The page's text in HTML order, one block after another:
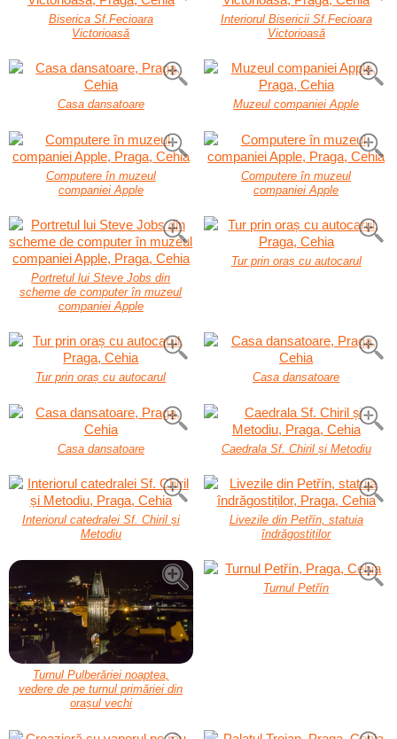
Biserica Sf.Fecioara
Victorioasă
Interiorul Bisericii Sf.Fecioara
Victorioasă
Casa dansatoare Muzeul companiei Apple
Computere în muzeul
companiei Apple
Computere în muzeul
companiei Apple
Portretul lui Steve Jobs din
scheme de computer în muzeul
companiei Apple
Tur prin oraș cu autocarul
Tur prin oraș cu autocarul Casa dansatoare
Casa dansatoare Caedrala Sf. Chiril și Metodiu
Interiorul catedralei Sf. Chiril și
Metodiu
Livezile din Petřín, statuia
îndrăgostiților
Turnul Pulberăriei noaptea,
vedere de pe turnul primăriei din
orașul vechi
Turnul Petřín